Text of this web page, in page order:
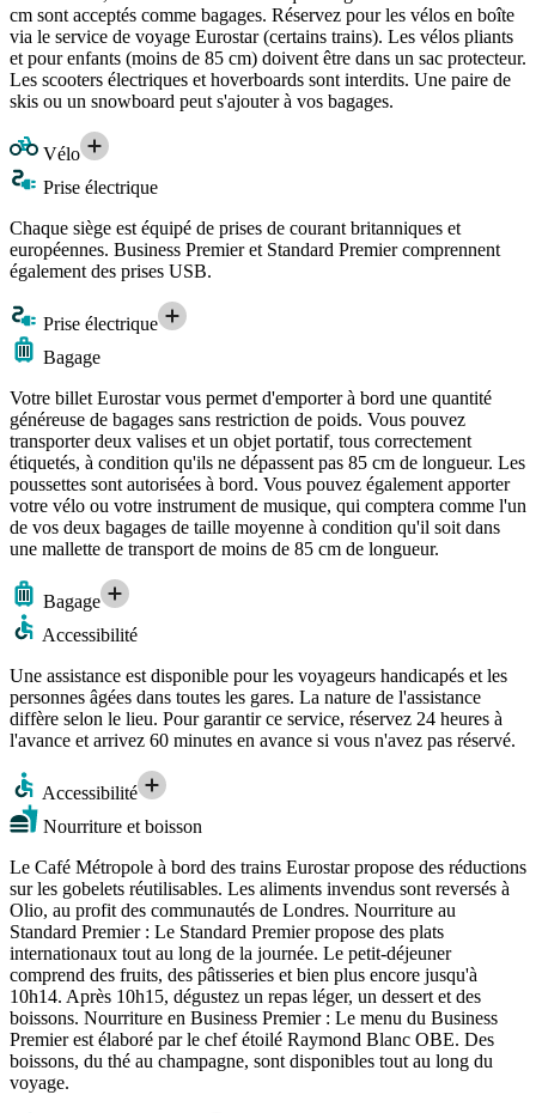
cm sont acceptés comme bagages. Réservez pour les vélos en boîte
via le service de voyage Eurostar (certains trains). Les vélos pliants
et pour enfants (moins de 85 cm) doivent être dans un sac protecteur.
Les scooters électriques et hoverboards sont interdits. Une paire de
skis ou un snowboard peut s'ajouter à vos bagages.
Vélo
Prise électrique
Chaque siège est équipé de prises de courant britanniques et
européennes. Business Premier et Standard Premier comprennent
également des prises USB.
Prise électrique
Bagage
Votre billet Eurostar vous permet d'emporter à bord une quantité
généreuse de bagages sans restriction de poids. Vous pouvez
transporter deux valises et un objet portatif, tous correctement
étiquetés, à condition qu'ils ne dépassent pas 85 cm de longueur. Les
poussettes sont autorisées à bord. Vous pouvez également apporter
votre vélo ou votre instrument de musique, qui comptera comme l'un
de vos deux bagages de taille moyenne à condition qu'il soit dans
une mallette de transport de moins de 85 cm de longueur.
Bagage
Accessibilité
Une assistance est disponible pour les voyageurs handicapés et les
personnes âgées dans toutes les gares. La nature de l'assistance
diffère selon le lieu. Pour garantir ce service, réservez 24 heures à
l'avance et arrivez 60 minutes en avance si vous n'avez pas réservé.
Accessibilité
Nourriture et boisson
Le Café Métropole à bord des trains Eurostar propose des réductions
sur les gobelets réutilisables. Les aliments invendus sont reversés à
Olio, au profit des communautés de Londres. Nourriture au
Standard Premier : Le Standard Premier propose des plats
internationaux tout au long de la journée. Le petit-déjeuner
comprend des fruits, des pâtisseries et bien plus encore jusqu'à
10h14. Après 10h15, dégustez un repas léger, un dessert et des
boissons. Nourriture en Business Premier : Le menu du Business
Premier est élaboré par le chef étoilé Raymond Blanc OBE. Des
boissons, du thé au champagne, sont disponibles tout au long du
voyage.